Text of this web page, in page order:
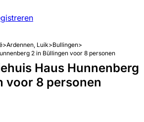
>Ardennen, Luik>Bullingen>
2 in Büllingen voor 8 personen
Haus Hunnenberg
voor 8 personen